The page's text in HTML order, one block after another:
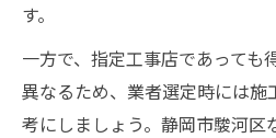
す。
一方で、指定工事店であっても
異なるため、業者選定時には
考にしましょう。静岡市駿河区